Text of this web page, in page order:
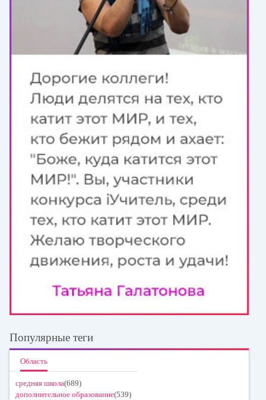
Популярные теги
Область
средняя школа(689)
дополнительное образование(539)